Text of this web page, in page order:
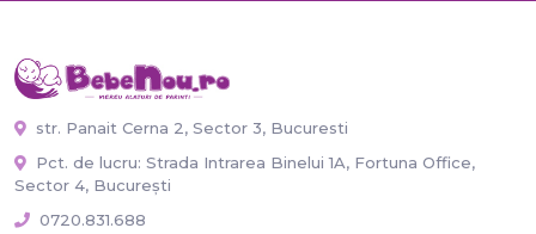
str. Panait Cerna 2, Sector 3, Bucuresti
Pct. de lucru: Strada Intrarea Binelui 1A, Fortuna Office,
Sector 4, București
0720.831.688